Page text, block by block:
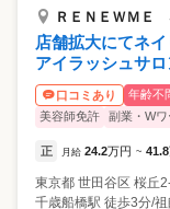
ＲＥＮＥＷＭＥ
店舗拡大にてネ
アイラッシュサロ
口コミあり 年齢不
美容師免許
副業・W
正 月給 24.2万円 ~ 41.8
東京都 世田谷区 桜丘
千歳船橋駅 徒歩3分/